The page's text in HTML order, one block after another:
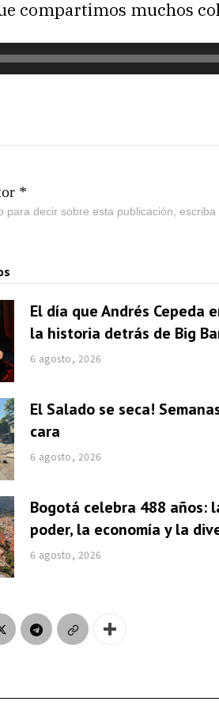
compartimos muchos
*
para decir sobre esta publicación,
El día que Andrés Cepeda
la historia detrás de Big
6 agosto, 2026
El Salado se seca!
cara
6 agosto, 2026
Bogotá celebra 488 años:
poder, la economía y la
6 agosto, 2026